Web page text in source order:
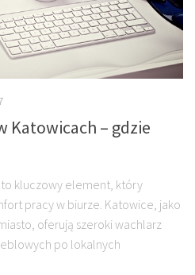
Katowicach – gdzie
kluczowy element, który
pracy w biurze. Katowice, jako
oferują szeroki wachlarz
po lokalnych